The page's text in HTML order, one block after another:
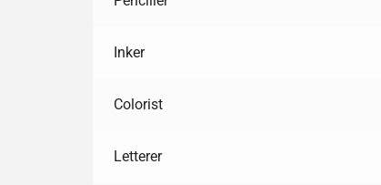
Inker
Colorist
Letterer